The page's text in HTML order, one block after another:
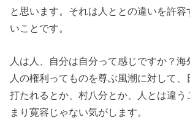
と思います。それは人ととの違いを許容
いことです。
人は人、自分は自分って感じですか？海
人の権利ってものを尊ぶ風潮に対して、
打たれるとか、村八分とか、人とは違う
まり寛容じゃない気がします。